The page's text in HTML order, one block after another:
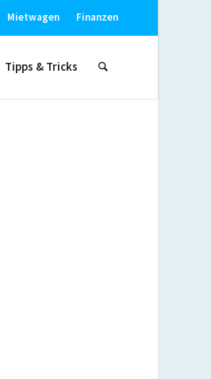
Mietwagen Finanzen
Tipps & Tricks